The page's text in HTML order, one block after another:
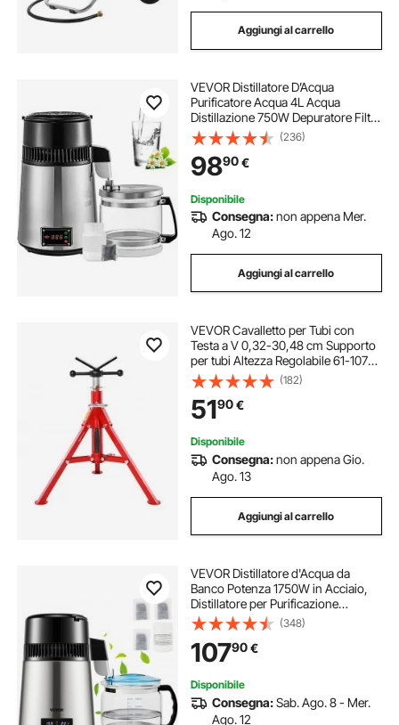
Aggiungi al carrello
VEVOR Distillatore D’Acqua
Purificatore Acqua 4L Acqua
Distillazione 750W Depuratore Filtri
Distiller Acqua Pura Water
(Argento+Controllo della
Temperatura)
(236)
9890€
Disponibile
Consegna:non appena Mer.
Ago. 12
Aggiungi al carrello
VEVOR Cavalletto per Tubi con
Testa a V 0,32-30,48 cm Supporto
per tubi Altezza Regolabile 61-107
cm Massima Capacità 1134 kg,
Cavalletto per tubi Materiale in
Acciaio al Carbonio Piedi Pieghevoli
(182)
5190€
Disponibile
Consegna:non appena Gio.
Ago. 13
Aggiungi al carrello
VEVOR Distillatore d'Acqua da
Banco Potenza 1750W in Acciaio,
Distillatore per Purificazione
dell'Acqua Produttività 1,5L/H,
Alambicco per Distillazione d'Acqua
Controllo di Tempo Contenitore in
Vetro
(348)
10790€
Disponibile
Consegna:Sab. Ago. 8 - Mer.
Ago. 12